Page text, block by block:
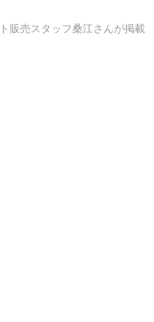
販売スタッフ桑江さんが掲載